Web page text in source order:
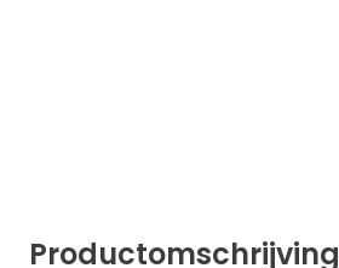
Productomschrijving